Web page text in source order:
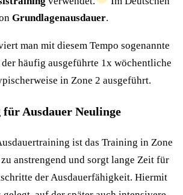
Grundlagenausdauer.
man mit diesem Tempo sogenannte
der häufig ausgeführte 1x wöchentliche
in Zone 2 ausgeführt.
Ausdauer Neulinge
ist das Training in Zone
anstrengend und sorgt lange Zeit für
der Ausdauerfähigkeit. Hiermit